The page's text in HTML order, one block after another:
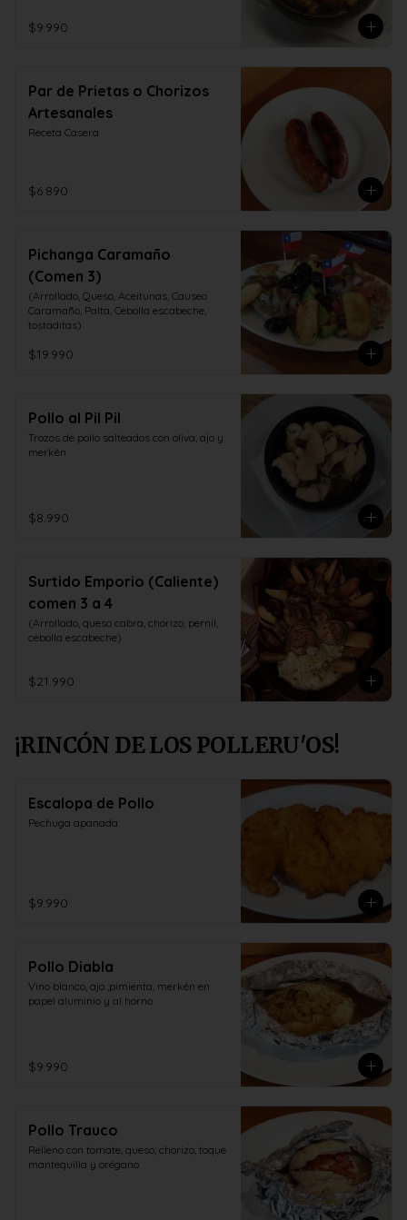
$9.990
Par de Prietas o Chorizos
Artesanales
Receta Casera
$6.890
Pichanga Caramaño
(Comen 3)
(Arrollado, Queso, Aceitunas, Causeo
Caramaño, Palta, Cebolla escabeche,
tostaditas)
$19.990
Pollo al Pil Pil
Trozos de pollo salteados con oliva, ajo y
merkèn
$8.990
Surtido Emporio (Caliente)
comen 3 a 4
(Arrollado, queso cabra, chorizo, pernil,
cebolla escabeche)
$21.990
¡RINCÓN DE LOS POLLERU'OS!
Escalopa de Pollo
Pechuga apanada
$9.990
Pollo Diabla
Vino blanco, ajo ,pimienta, merkén en
papel aluminio y al horno
$9.990
Pollo Trauco
Relleno con tomate, queso, chorizo, toque
mantequilla y orégano